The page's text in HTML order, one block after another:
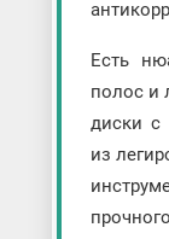
Есть
полос и
диски с
из